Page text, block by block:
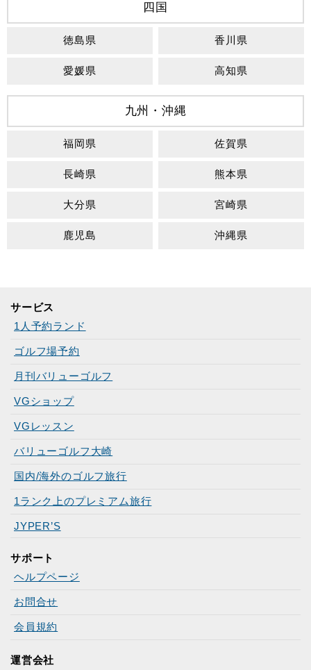
四国
徳島県 香川県
愛媛県 高知県
九州・沖縄
福岡県 佐賀県
長崎県 熊本県
大分県 宮崎県
鹿児島 沖縄県
サービス
1人予約ランド
ゴルフ場予約
月刊バリューゴルフ
VGショップ
VGレッスン
バリューゴルフ大崎
国内/海外のゴルフ旅行
1ランク上のプレミアム旅行
JYPER’S
サポート
ヘルプページ
お問合せ
会員規約
運営会社